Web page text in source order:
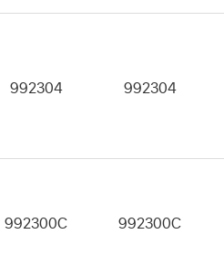
992304 992304
992300C 992300C